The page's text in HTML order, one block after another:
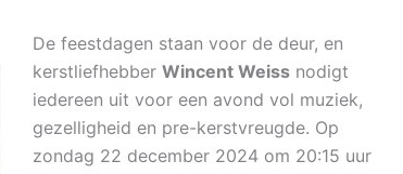
De feestdagen staan voor de deur, en
kerstliefhebber Wincent Weissnodigt
iedereen uit voor een avond vol muziek,
gezelligheid en pre-kerstvreugde. Op
zondag 22 december 2024 om 20:15 uur